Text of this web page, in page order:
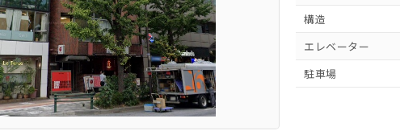
構造
エレベーター
駐車場